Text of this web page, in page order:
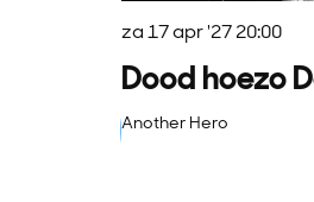
Dood hoezo
Another Hero
za 17 apr '2720:00